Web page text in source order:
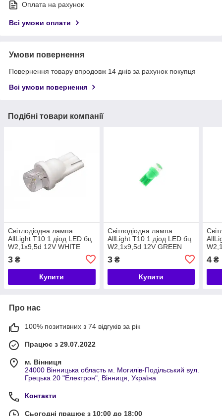
Оплата на рахунок
Всі умови оплати
Умови повернення
Повернення товару впродовж 14 днів за рахунок покупця
Всі умови повернення
Подібні товари компанії
Світлодіодна лампа
AllLight T10 1 діод LED бц
W2,1x9,5d 12V WHITE
3 ₴
Купити
Світлодіодна лампа
AllLight T10 1 діод LED бц
W2,1x9,5d 12V GREEN
3₴
Купити
4 ₴
Про нас
100% позитивних з 74 відгуків за рік
Працює з 29.07.2022
м. Вінниця
24000 Вінницька область м. Могилів-Подільський вул.
Грецька 20 "Електрон", Вінниця, Україна
Контакти
Сьогодні працює з 10:00 до 18:00